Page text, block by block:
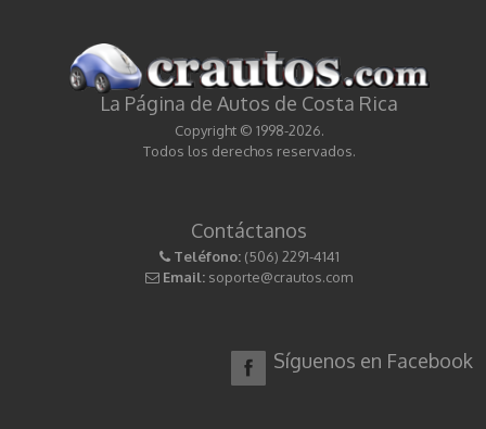
La Página de Autos de Costa Rica
Copyright © 1998-2026.
Todos los derechos reservados.
Contáctanos
Teléfono: (506) 2291-4141
Email: soporte@crautos.com
Síguenos en Facebook